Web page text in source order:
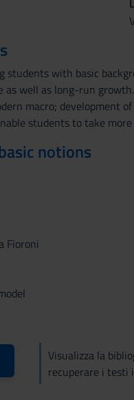
students with basic
as well as long-run
macro; development
students to take
notions
Fioroni
Visualizza la
recuperare i testi